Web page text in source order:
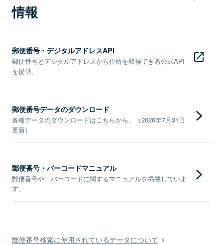
情報
郵便番号・デジタルアドレスAPI
郵便番号とデジタルアドレスから住所を取得できる公式API
を提供。
郵便番号データのダウンロード
各種データのダウンロードはこちらから。（2026年7月31日
更新）
郵便番号・バーコードマニュアル
郵便番号や、バーコードに関するマニュアルを掲載していま
す。
郵便番号検索に使用されているデータについて